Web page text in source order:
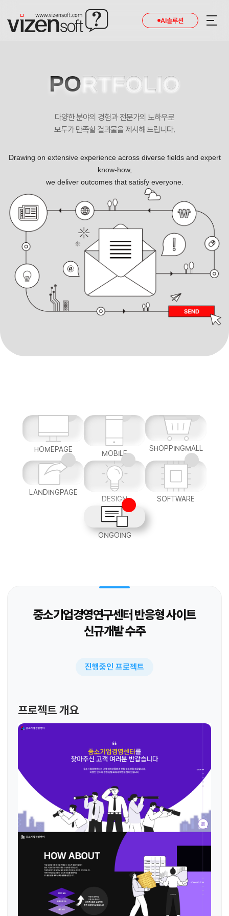
AI솔루션
PORTFOLIO
다양한 분야의 경험과 전문가의 노하우로
모두가 만족할 결과물을 제시해 드립니다.
Drawing on extensive experience across diverse fields and expert
know-how,
we deliver outcomes that satisfy everyone.
HOMEPAGE MOBILE
SHOPPINGMALL
LANDINGPAGE
DESIGN
SOFTWARE
ONGOING
중소기업경영연구센터 반응형 사이트
신규개발 수주
진행중인 프로젝트
프로젝트 개요